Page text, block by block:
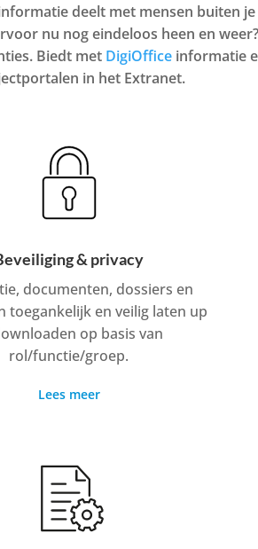
deelt met mensen buiten
nu nog eindeloos heen en
Biedt met DigiOffice informatie
in het Extranet.
& privacy
documenten, dossiers en
toegankelijk en veilig laten up
op basis van
rol/functie/groep.
Lees meer